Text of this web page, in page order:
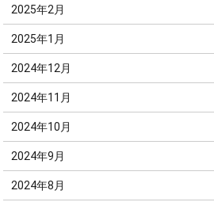
2025年2月
2025年1月
2024年12月
2024年11月
2024年10月
2024年9月
2024年8月